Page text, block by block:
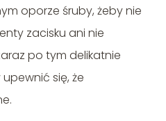
oporze śruby, żeby nie
zacisku ani nie
po tym delikatnie
się, że